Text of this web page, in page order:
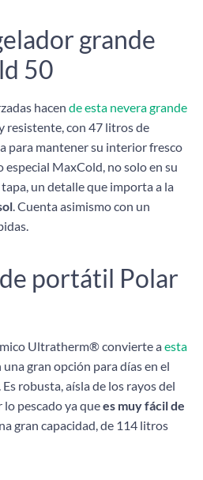
grande
50
hacen de esta nevera grande
resistente, con 47 litros de
para mantener su interior fresco
MaxCold, no solo en su
un detalle que importa a la
. Cuenta asimismo con un
portátil Polar
Ultratherm® convierte aesta
una gran opción para días en el
robusta, aísla de los rayos del
pescado ya quees muy fácil de
gran capacidad, de 114 litros